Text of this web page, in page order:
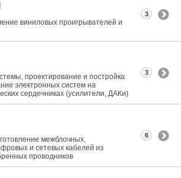
виниловых проигрывателей и
3
проектирование и постройка
электронных систем на
сердечниках (усилители, ДАКи)
3
межблочных,
и сетевых кабелей из
проводников
6